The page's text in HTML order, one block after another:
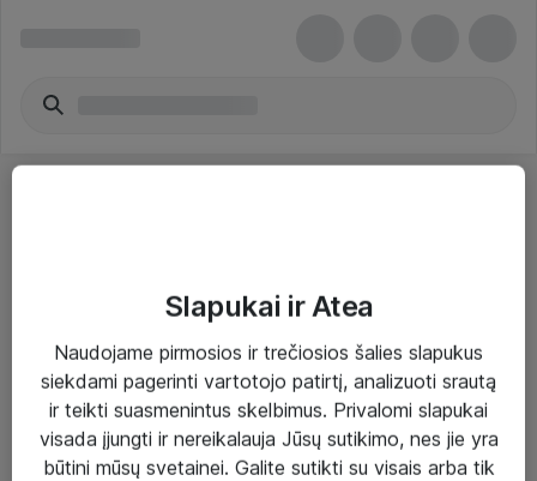
Paslaugos
Sprendimai
Įgyvendinti projektai
Slapukai ir Atea
Naudojame pirmosios ir trečiosios šalies slapukus
siekdami pagerinti vartotojo patirtį, analizuoti srautą
ir teikti suasmenintus skelbimus. Privalomi slapukai
visada įjungti ir nereikalauja Jūsų sutikimo, nes jie yra
būtini mūsų svetainei. Galite sutikti su visais arba tik